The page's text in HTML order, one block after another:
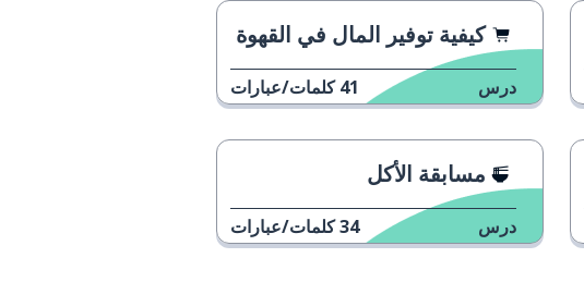
كيفية توفير المال في القهوة
درس 41 كلمات/عبارات
مسابقة الأكل
درس 34كلمات/عبارات